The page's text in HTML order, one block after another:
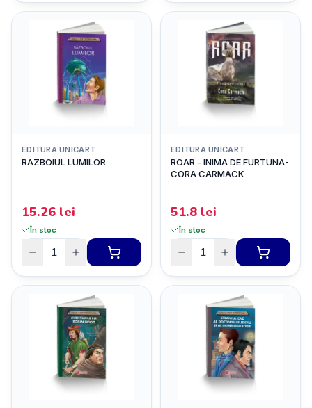
EDITURA UNICART
RAZBOIUL LUMILOR
15.26 lei
În stoc
EDITURA UNICART
ROAR - INIMA DE FURTUNA-
CORA CARMACK
51.8 lei
În stoc